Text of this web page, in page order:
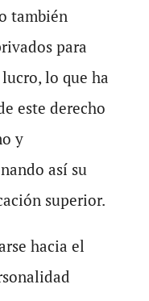
también
para
lo que ha
este derecho
y
así su
superior.
hacia el